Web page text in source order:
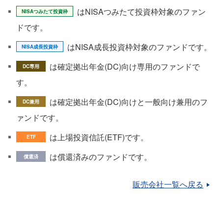
NISAつみたて投資枠
はNISAつみたて投資枠対象のファン
ドです。
NISA成長投資枠 はNISA成長投資枠対象のファンドです。
DC専用
は確定拠出年金(DC)向け専用のファンドで
す。
DC兼用
は確定拠出年金(DC)向けと一般向け兼用のフ
ァンドです。
ETF は上場投資信託(ETF)です。
償還済 は償還済みのファンドです。
販売会社一覧へ戻る